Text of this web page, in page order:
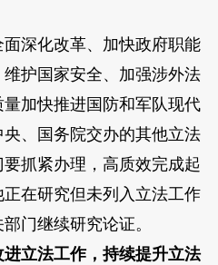
深化改革、加快政府职能
护国家安全、加强涉外法
加快推进国防和军队现代
、国务院交办的其他立法
抓紧办理，高质效完成起
在研究但未列入立法工作
门继续研究论证。
立法工作，持续提升立法